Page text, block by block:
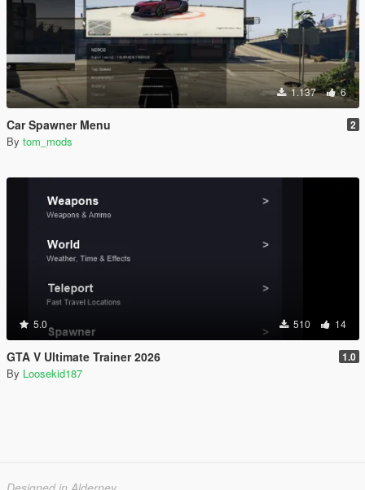
1.137 6
Car Spawner Menu 2
By tom_mods
5.0 510 14
GTA V Ultimate Trainer 2026 1.0
By Loosekid187